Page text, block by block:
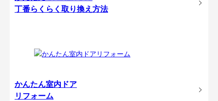
丁番らくらく取り換え方法
かんたん室内ドア
リフォーム